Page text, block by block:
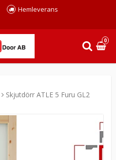
Hemleverans
0
Skjutdörr ATLE 5 Furu GL2